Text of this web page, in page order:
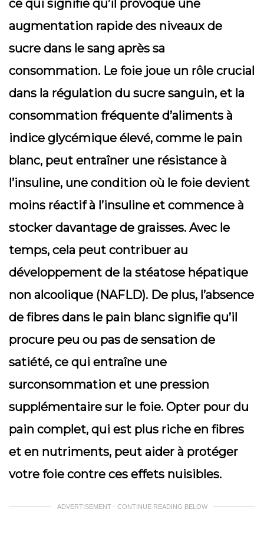
ce qui signifie qu’il provoque une
augmentation rapide des niveaux de
sucre dans le sang après sa
consommation. Le foie joue un rôle crucial
dans la régulation du sucre sanguin, et la
consommation fréquente d’aliments à
indice glycémique élevé, comme le pain
blanc, peut entraîner une résistance à
l’insuline, une condition où le foie devient
moins réactif à l’insuline et commence à
stocker davantage de graisses. Avec le
temps, cela peut contribuer au
développement de la stéatose hépatique
non alcoolique (NAFLD). De plus, l’absence
de fibres dans le pain blanc signifie qu’il
procure peu ou pas de sensation de
satiété, ce qui entraîne une
surconsommation et une pression
supplémentaire sur le foie. Opter pour du
pain complet, qui est plus riche en fibres
et en nutriments, peut aider à protéger
votre foie contre ces effets nuisibles.
ADVERTISEMENT - CONTINUE READING BELOW